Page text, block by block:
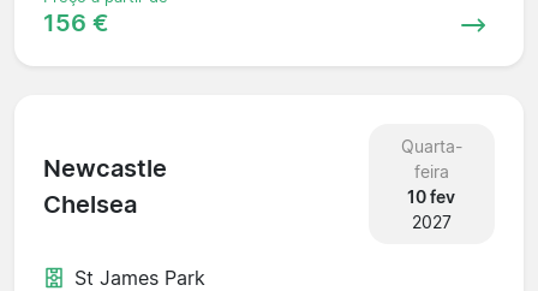
156 €
Newcastle
Chelsea
Quarta-
feira
10 fev
2027
St James Park